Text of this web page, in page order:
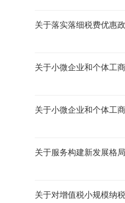
关于落实落细税费优惠
关于小微企业和个体工
关于小微企业和个体工
关于服务构建新发展格
关于对增值税小规模纳